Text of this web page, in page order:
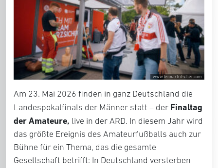
www.Iennartritscher.com
Am 23. Mai 2026 finden in ganz Deutschland die
Landespokalfinals der Männer statt – der Finaltag
der Amateure, live in der ARD. In diesem Jahr wird
das größte Ereignis des Amateurfußballs auch zur
Bühne für ein Thema, das die gesamte
Gesellschaft betrifft: In Deutschland versterben